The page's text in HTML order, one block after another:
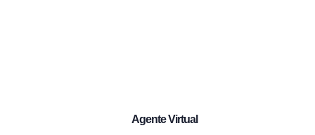
Agente Virtual